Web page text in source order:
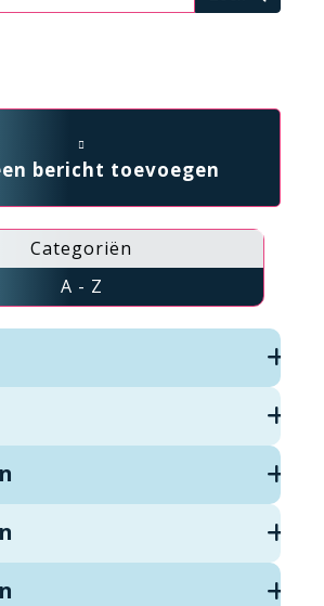
bericht toevoegen
Categoriën
A - Z